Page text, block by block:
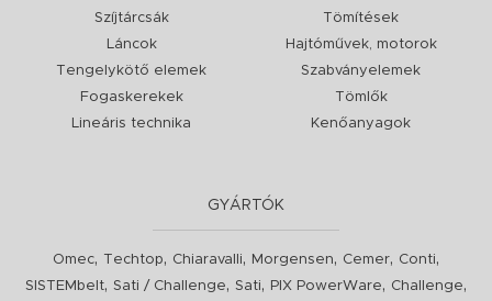
Szíjtárcsák
Láncok
Tengelykötő elemek
Fogaskerekek
Lineáris technika
Tömítések
Hajtóművek, motorok
Szabványelemek
Tömlők
Kenőanyagok
GYÁRTÓK
Omec, Techtop, Chiaravalli, Morgensen, Cemer, Conti,
SISTEMbelt, Sati / Challenge, Sati, PIX PowerWare, Challenge,